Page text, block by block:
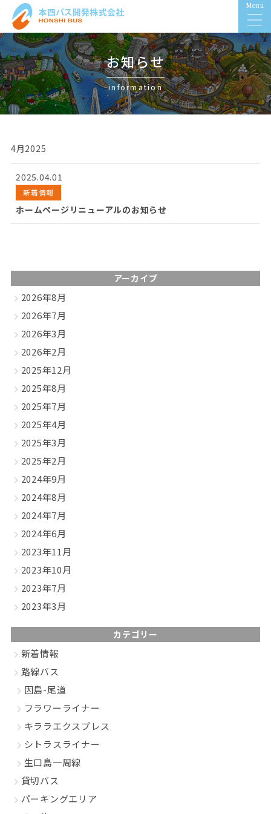
Menu
お知らせ
information
4月2025
2025.04.01
新着情報
ホームページリニューアルのお知らせ
アーカイブ
2026年8月
2026年7月
2026年3月
2026年2月
2025年12月
2025年8月
2025年7月
2025年4月
2025年3月
2025年2月
2024年9月
2024年8月
2024年7月
2024年6月
2023年11月
2023年10月
2023年7月
2023年3月
カテゴリー
新着情報
路線バス
因島-尾道
フラワーライナー
キララエクスプレス
シトラスライナー
生口島一周線
貸切バス
パーキングエリア